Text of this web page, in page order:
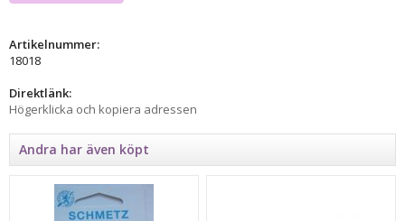
Artikelnummer:
18018
Direktlänk:
Högerklicka och kopiera adressen
Andra har även köpt